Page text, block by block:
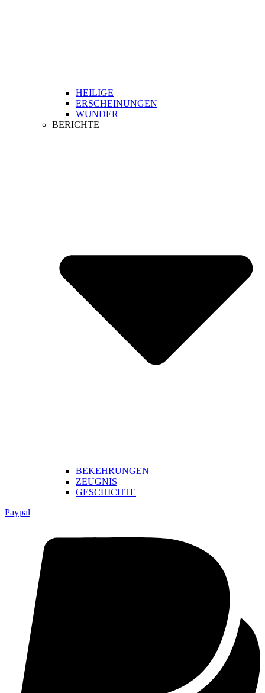
HEILIGE
ERSCHEINUNGEN
WUNDER
BERICHTE
BEKEHRUNGEN
ZEUGNIS
GESCHICHTE
Paypal